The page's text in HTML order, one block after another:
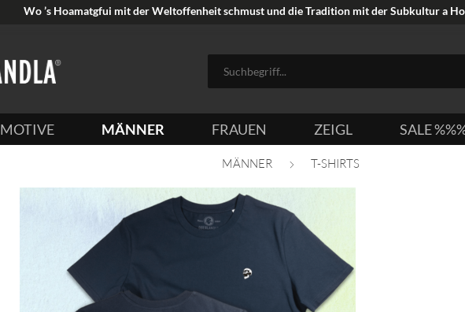
Wo ’s Hoamatgfui mit der Weltoffenheit schmust und die Tradition mit der Subkultur a
MOTIVE MÄNNER FRAUEN ZEIGL SALE
MÄNNER T-SHIRTS